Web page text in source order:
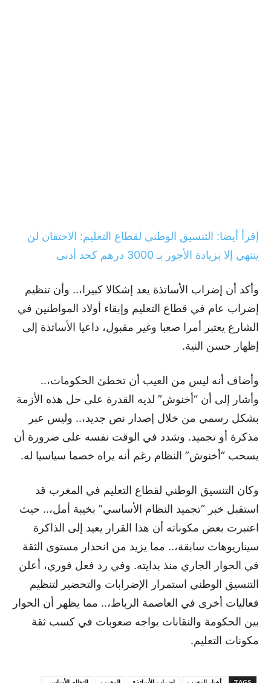
إقرأ أيضا: التنسيق الوطني لقطاع التعليم: الاحتقان لن
ينتهي إلا بزيادة الأجور بـ 3000 درهم كحد أدنى
وأكد أن إضراب الأساتذة يعد إشكالا كبيرا،.. وأن تنظيم
إضراب عام في قطاع التعليم وإبقاء أولاد المواطنين في
الشارع يعتبر أمرا صعبا وغير مقبول، داعيا الأساتذة إلى
إظهار حسن النية.
وأضاف أنه ليس من العيب أن تخطئ الحكومات،..
وأشار إلى أن “أخنوش” لديه القدرة على حل هذه الأزمة
بشكل رسمي من خلال إصدار نص جديد،.. وليس عبر
مذكرة أو تجميد. وشدد في الوقت نفسه على ضرورة أن
يسحب “أخنوش” النظام رغم أنه يراه خصما سياسيا له.
وكان التنسيق الوطني لقطاع التعليم في المغرب قد
استقبل خبر “تجميد النظام الأساسي” بخيبة أمل،.. حيث
اعتبرت بعض مكوناته أن هذا القرار يعيد إلى الذاكرة
سيناريوهات سابقة،.. مما يزيد من انحدار مستوى الثقة
في الحوار الجاري منذ بدايته. وفي رد فعل فوري، أعلن
التنسيق الوطني استمرار الإضرابات والتحضير لتنظيم
فعاليات أخرى في العاصمة الرباط،.. مما يظهر أن الحوار
بين الحكومة والنقابات يواجه صعوبات في كسب ثقة
مكونات التعليم.